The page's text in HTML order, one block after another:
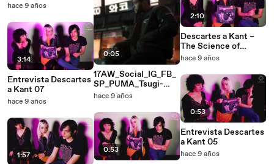
hace 9 años
3:14
Entrevista Descartes
a Kant 07
hace 9 años
1:57
0:05
17AW_Social_IG_FB_
SP_PUMA_Tsugi-
Kori_1080x1080px_C
Calendar_22Septemb
er
hace 9 años
0:53
2:10
Descartes a Kant –
The Science of
Break-up
hace 9 años
0:53
Entrevista Descartes
a Kant 05
hace 9 años